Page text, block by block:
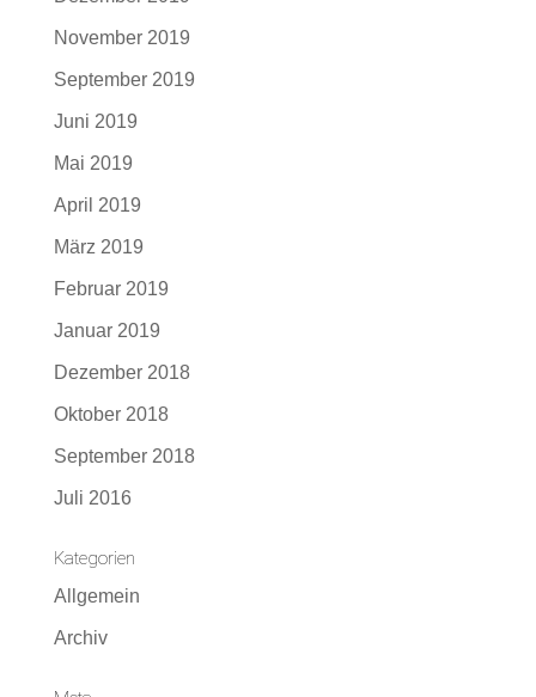
November 2019
September 2019
Juni 2019
Mai 2019
April 2019
März 2019
Februar 2019
Januar 2019
Dezember 2018
Oktober 2018
September 2018
Juli 2016
Kategorien
Allgemein
Archiv